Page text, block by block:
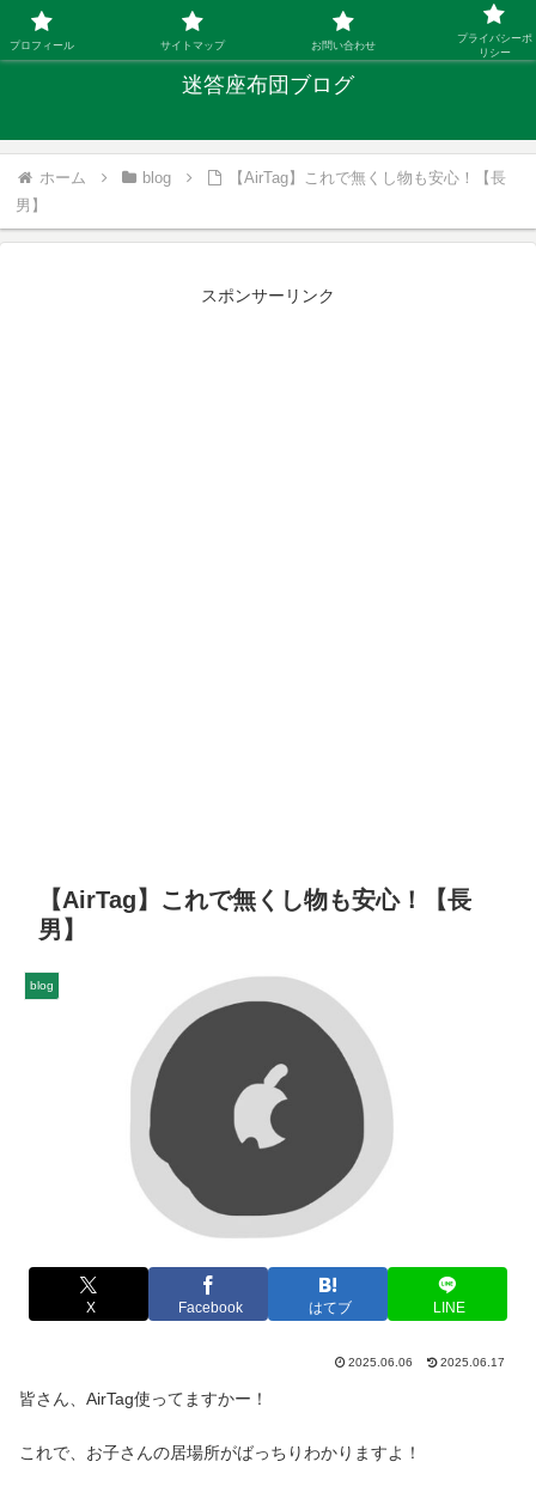
「ひとり親」40代シングルファザーの子育て迷答
迷答座布団ブログ
ホーム blog
【AirTag】これで無くし物も安心！【長
男】
スポンサーリンク
【AirTag】これで無くし物も安心！【長
男】
blog
X Facebook はてブ LINE
2025.06.06 2025.06.17
皆さん、AirTag使ってますかー！
これで、お子さんの居場所がばっちりわかりますよ！
プロフィール サイトマップ お問い合わせ
プライバシーポ
リシー